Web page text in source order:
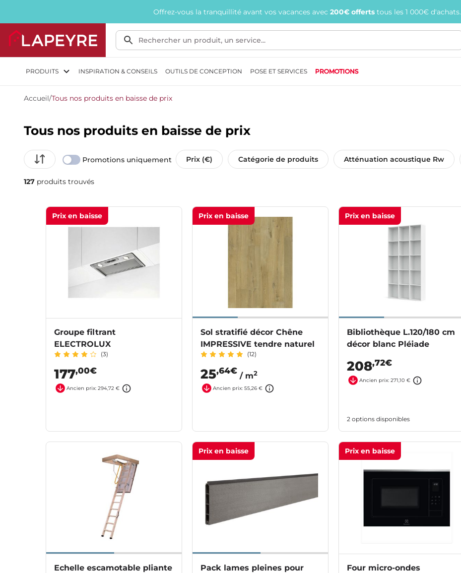
Offrez-vous la tranquillité avant vos vacances avec 200€ offerts tous les 1 000€ d'achats.
PRODUITS INSPIRATION & CONSEILS OUTILS DE CONCEPTION POSE ET SERVICES PROMOTIONS
Accueil/Tous nos produits en baisse de prix
Tous nos produits en baisse de prix
Promotions uniquement Prix (€) Catégorie de produits Atténuation acoustique Rw
127 produits trouvés
Prix en baisse
Groupe filtrant
ELECTROLUX
(3)
177,00€
Ancien prix: 294,72 €
Prix en baisse
Sol stratifié décor Chêne
IMPRESSIVE tendre naturel
(12)
25,64€
/ m2
Ancien prix: 55,26 €
Prix en baisse
Bibliothèque L.120/180 cm
décor blanc Pléiade
208,72€
Ancien prix: 271,10 €
2 options disponibles
Echelle escamotable pliante
Prix en baisse
Pack lames pleines pour
Prix en baisse
Four micro-ondes